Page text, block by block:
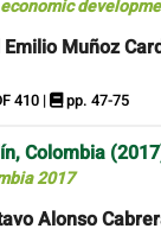
Muñoz
410 | pp. 47-75
Colombia
2017
Alonso